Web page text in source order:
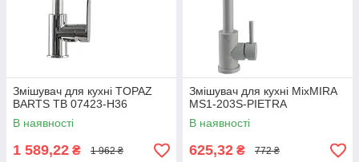
Змішувач для кухні TOPAZ
BARTS TB 07423-H36
В наявності
1 589,22 ₴ 1 962 ₴
Змішувач для кухні MixMIRA
MS1-203S-PIETRA
В наявності
625,32 ₴ 772 ₴